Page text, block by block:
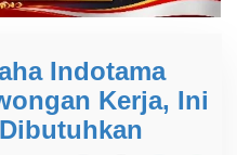
Indotama
Kerja, Ini